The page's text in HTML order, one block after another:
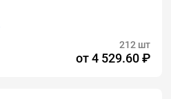
212 шт
от4 529.60 ₽